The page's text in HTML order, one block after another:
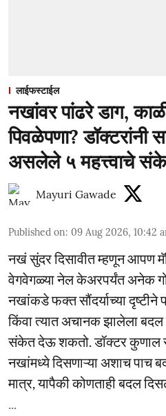
लाईफस्टाईल
नखांवर पांढरे डाग,
पिवळेपणा? डॉक्टरांनी
असलेले ५ महत्त्वाचे
Mayuri Gawade
Published on: 09 Aug 2026, 10:42
नखं सुंदर दिसावीत म्हणून आपण
वेगवेगळ्या नेल केअरपर्यंत अनेक
नखांकडे फक्त सौंदर्याच्या
किंवा त्यात अचानक झालेला बदल
संकेत देऊ शकतो. डॉक्टर कुणाल
नखांमध्ये दिसणाऱ्या अशाच पाच
मात्र, यापैकी कोणताही बदल